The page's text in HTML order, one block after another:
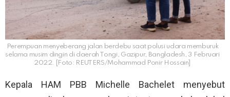
Perempuan menyeberang jalan berdebu saat polusi udara memburuk
selama musim dingin di daerah Tongi, Gazipur, Bangladesh, 3 Februari
2022. [Foto: REUTERS/Mohammad Ponir Hossain]
Kepala HAM PBB Michelle Bachelet menyebut